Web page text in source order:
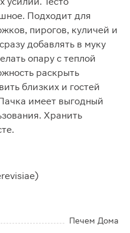
Подходит для
пирогов, куличей и
добавлять в муку
опару с теплой
раскрыть
близких и гостей
имеет выгодный
Хранить
Печем Дома